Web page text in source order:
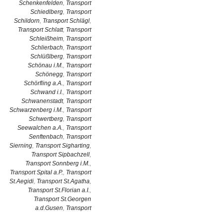
Schenkenfelden, Transport
Schiedlberg, Transport
Schildorn, Transport Schlägl,
Transport Schlatt, Transport
Schleißheim, Transport
Schlierbach, Transport
Schlüßlberg, Transport
Schönau i.M., Transport
Schönegg, Transport
Schörfling a.A., Transport
Schwand i.I., Transport
Schwanenstadt, Transport
Schwarzenberg i.M., Transport
Schwertberg, Transport
Seewalchen a.A., Transport
Senftenbach, Transport
Sierning, Transport Sigharting,
Transport Sipbachzell,
Transport Sonnberg i.M.,
Transport Spital a.P., Transport
St.Aegidi, Transport St.Agatha,
Transport St.Florian a.I.,
Transport St.Georgen
a.d.Gusen, Transport